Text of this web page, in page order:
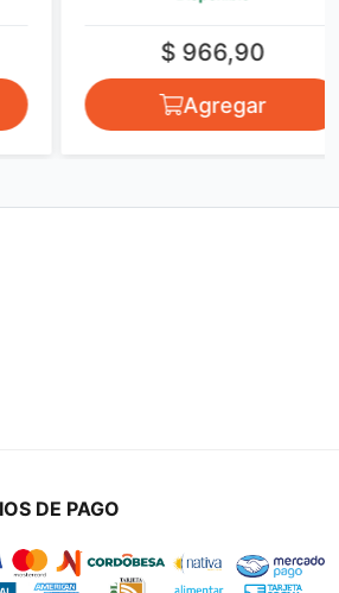
$ 966,90
Agregar
DE PAGO